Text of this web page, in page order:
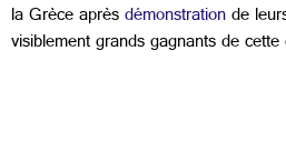
la Grèce aprèsdémonstrationde
visiblement grands gagnants de